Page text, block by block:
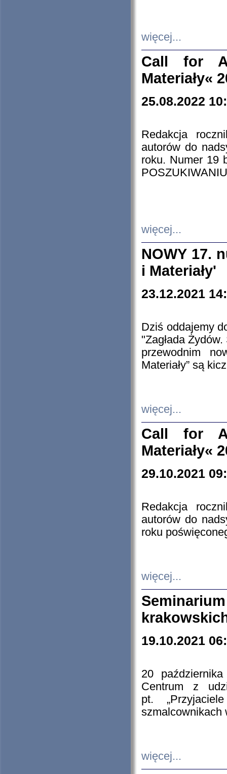
więcej...
Call for
Materiały«
25.08.2022
Redakcja
autorów do
roku. Numer 19
więcej...
NOWY 17.
i Materiały'
23.12.2021
Dziś oddajemy
"Zagłada
przewodnim
Materiały” są
więcej...
Call for
Materiały«
29.10.2021
Redakcja
autorów do
roku
więcej...
19.10.2021
20
Centrum z
pt.
szmalcownikach
więcej...